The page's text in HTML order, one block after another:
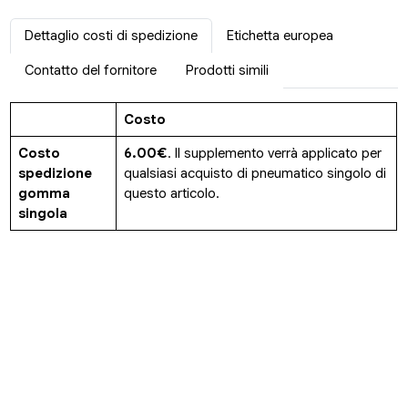
Dettaglio costi di spedizione Etichetta europea
Contatto del fornitore Prodotti simili
Costo
Costo
spedizione
gomma
singola
6.00€. Il supplemento verrà applicato per
qualsiasi acquisto di pneumatico singolo di
questo articolo.